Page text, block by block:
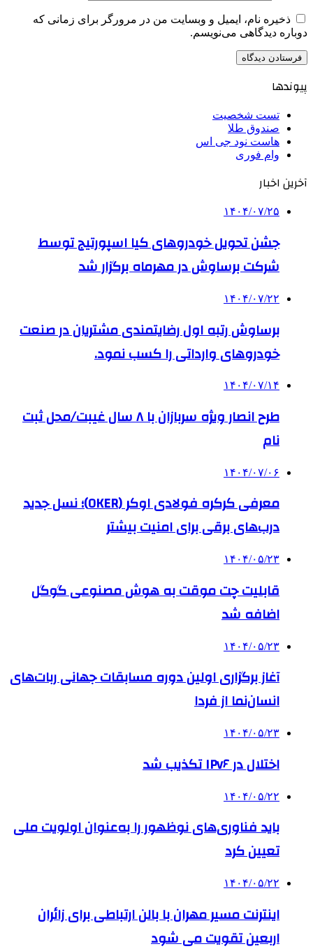
ذخیره نام، ایمیل و وبسایت من در مرورگر برای زمانی که
دوباره دیدگاهی می‌نویسم.
پیوندها
تست شخصیت
صندوق طلا
هاست نود جی اس
وام فوری
آخرین اخبار
۱۴۰۴/۰۷/۲۵
جشن تحویل خودروهای کیا اسپورتیج توسط
شرکت برساوش در مهرماه برگزار شد
۱۴۰۴/۰۷/۲۲
برساوش رتبه اول رضایتمندی مشتریان در صنعت
خودروهای وارداتی را کسب نمود.
۱۴۰۴/۰۷/۱۴
طرح انصار ویژه سربازان با ۸ سال غیبت/محل ثبت
نام
۱۴۰۴/۰۷/۰۶
معرفی کرکره فولادی اوکر (OKER)؛ نسل جدید
درب‌های برقی برای امنیت بیشتر
۱۴۰۴/۰۵/۲۳
قابلیت چت موقت به هوش مصنوعی گوگل
اضافه شد
۱۴۰۴/۰۵/۲۳
آغاز برگزاری اولین دوره مسابقات جهانی ربات‌های
انسان‌نما از فردا
۱۴۰۴/۰۵/۲۳
اختلال در IPv۶ تکذیب شد
۱۴۰۴/۰۵/۲۲
باید فناوری‌های نوظهور را به‌عنوان اولویت ملی
تعیین کرد
۱۴۰۴/۰۵/۲۲
اینترنت مسیر مهران با بالن ارتباطی برای زائران
اربعین تقویت می شود